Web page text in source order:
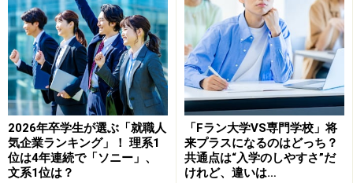
15歳と22歳の時に大きな脱線を経験している矢野さんのキャ
リアラインシート
小寺：普通、中学生が日本代表を目指すとしたら、サッ
カーの強い高校へ行って選手権で結果を出して、プロか
2026年卒学生が選ぶ「就職人
気企業ランキング」！ 理系1
位は4年連続で「ソニー」、
文系1位は？
「Fラン大学VS専門学校」将
来プラスになるのはどっち？
共通点は“入学のしやすさ”だ
けれど、違いは…